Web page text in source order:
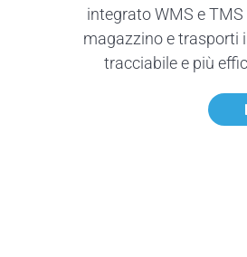
integrato WMS e TMS
magazzino e trasporti
tracciabile e più